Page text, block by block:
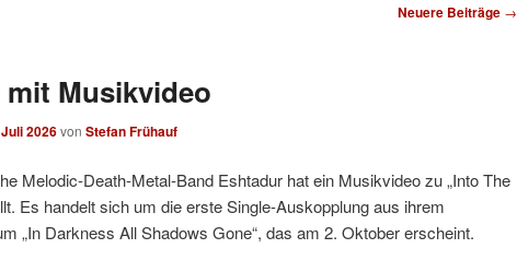
Neuere Beiträge →
Musikvideo
2026von Stefan Frühauf
Melodic-Death-Metal-Band Eshtadur hat ein Musikvideo zu „Into The
Es handelt sich um die erste Single-Auskopplung aus ihrem
„In Darkness All Shadows Gone“, das am 2. Oktober erscheint.